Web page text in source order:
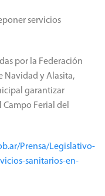
servicios
por la Federación
Navidad y Alasita,
garantizar
Campo Ferial del
Prensa/Legislativo-
sanitarios-en-